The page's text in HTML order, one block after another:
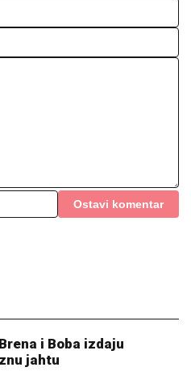
Ostavi komentar
i Boba izdaju
jahtu